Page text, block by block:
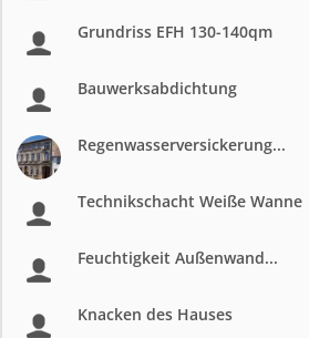
Grundriss EFH 130-140qm
Bauwerksabdichtung
Regenwasserversickerung...
Technikschacht Weiße Wanne
Feuchtigkeit Außenwand...
Knacken des Hauses